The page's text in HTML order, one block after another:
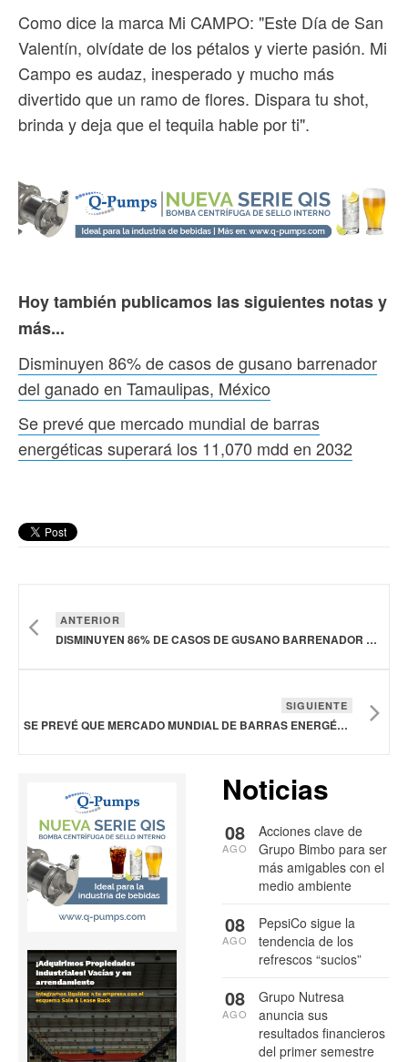
Como dice la marca Mi CAMPO: "Este Día de San
Valentín, olvídate de los pétalos y vierte pasión. Mi
Campo es audaz, inesperado y mucho más
divertido que un ramo de flores. Dispara tu shot,
brinda y deja que el tequila hable por ti".
Hoy también publicamos las siguientes notas y
más...
Disminuyen 86% de casos de gusano barrenador
del ganado en Tamaulipas, México
Se prevé que mercado mundial de barras
energéticas superará los 11,070 mdd en 2032
ANTERIOR
DISMINUYEN 86% DE CASOS DE GUSANO BARRENADOR DEL GANADO EN TAMAULIPAS, MÉXICO
SIGUIENTE
SE PREVÉ QUE MERCADO MUNDIAL DE BARRAS ENERGÉTICAS SUPERARÁ LOS 11,070 MDD EN 2032
Noticias
Acciones clave de
Grupo Bimbo para ser
más amigables con el
medio ambiente
08
AGO
PepsiCo sigue la
tendencia de los
refrescos “sucios”
08
AGO
Grupo Nutresa
anuncia sus
resultados financieros
del primer semestre
08
AGO